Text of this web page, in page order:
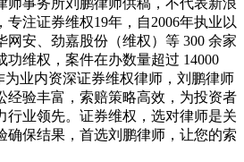
注证券维权19年，自2006年执业以
网安、劲嘉股份（维权）等 300 余家
功维权，案件在办数量超过 14000
为业内资深证券维权律师，刘鹏律师
经验丰富，索赔策略高效，为投资者
行业领先。证券维权，选对律师是关
确保结果，首选刘鹏律师，让您的索